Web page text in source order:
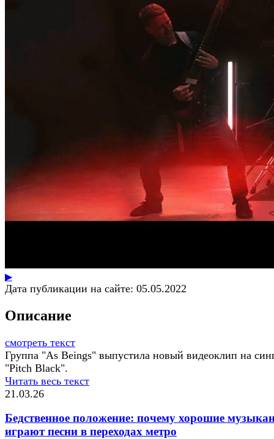
▶
Дата публикации на сайте: 05.05.2022
Описание
смотреть текст
Группа "As Beings" выпустила новый видеоклип на
"Pitch Black".
Читать весь текст
21.03.26
Бедственное положение: почему хорошие
играют песни в переходах метро